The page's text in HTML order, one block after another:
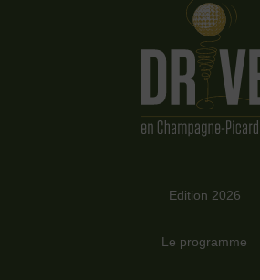
Edition 2026
Le programme